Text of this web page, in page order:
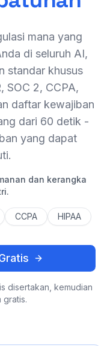
mana yang
di seluruh AI,
standar khusus
SOC 2, CCPA,
daftar kewajiban
dari 60 detik -
yang dapat
dan kerangka
CCPA HIPAA
disertakan, kemudian
gratis.